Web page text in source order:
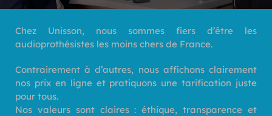
Chez Unisson, nous sommes fiers d’être les
audioprothésistes les moins chers de France.
Contrairement à d’autres, nous affichons clairement
nos prix en ligne et pratiquons une tarification juste
pour tous.
Nos valeurs sont claires : éthique, transparence et